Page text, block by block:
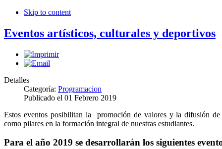
Skip to content
Eventos artísticos, culturales y deportivos
Detalles
Categoría: Programacion
Publicado el 01 Febrero 2019
Estos eventos posibilitan la promoción de valores y la difusión
como pilares en la formación integral de nuestras estudiantes.
Para el año 2019 se desarrollarán los siguientes